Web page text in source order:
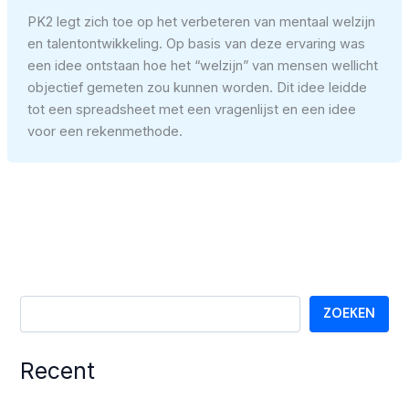
PK2 legt zich toe op het verbeteren van mentaal welzijn
en talentontwikkeling. Op basis van deze ervaring was
een idee ontstaan hoe het “welzijn” van mensen wellicht
objectief gemeten zou kunnen worden. Dit idee leidde
tot een spreadsheet met een vragenlijst en een idee
voor een rekenmethode.
ZOEKEN
Recent